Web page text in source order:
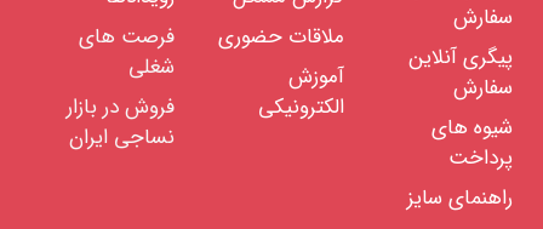
سفارش
پیگری آنلاین
سفارش
شیوه های
پرداخت
راهنمای سایز
ملاقات حضوری
آموزش
الکترونیکی
فرصت های
شغلی
فروش در بازار
نساجی ایران